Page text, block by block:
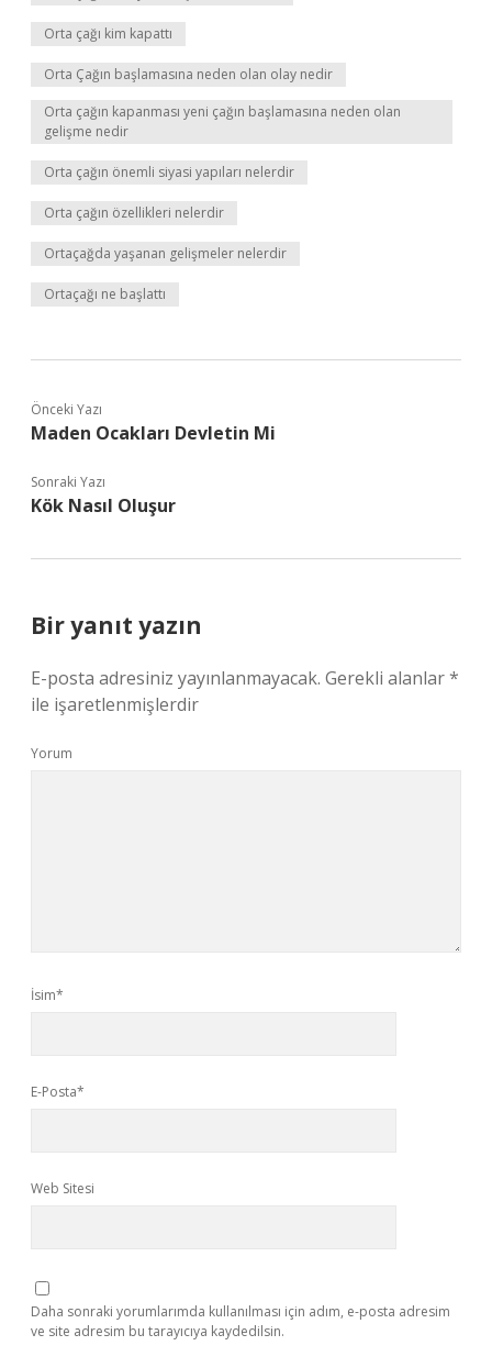
Orta çağı kim kapattı
Orta Çağın başlamasına neden olan olay nedir
Orta çağın kapanması yeni çağın başlamasına neden olan
gelişme nedir
Orta çağın önemli siyasi yapıları nelerdir
Orta çağın özellikleri nelerdir
Ortaçağda yaşanan gelişmeler nelerdir
Ortaçağı ne başlattı
Önceki Yazı
Maden Ocakları Devletin Mi
Sonraki Yazı
Kök Nasıl Oluşur
Bir yanıt yazın
E-posta adresiniz yayınlanmayacak. Gerekli alanlar*
ile işaretlenmişlerdir
Yorum
İsim*
E-Posta*
Web Sitesi
Daha sonraki yorumlarımda kullanılması için adım, e-posta adresim
ve site adresim bu tarayıcıya kaydedilsin.